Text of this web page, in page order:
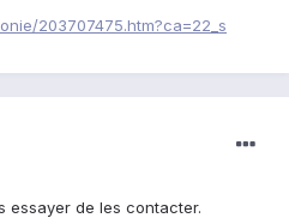
203707475.htm?ca=22_s
essayer de les contacter.